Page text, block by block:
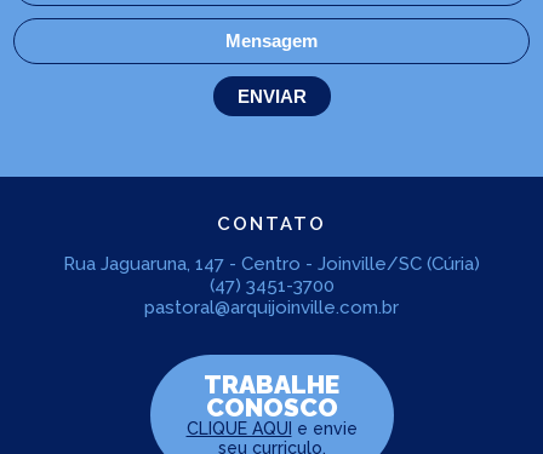
CONTATO
Rua Jaguaruna, 147 - Centro - Joinville/SC (Cúria)
(47) 3451-3700
pastoral@arquijoinville.com.br
TRABALHE
CONOSCO
CLIQUE AQUI e envie
seu curriculo.